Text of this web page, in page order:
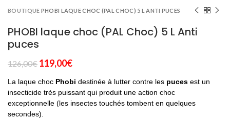
BOUTIQUE PHOBI LAQUE CHOC (PAL CHOC) 5 L ANTI PUCES
PHOBI laque choc (PAL Choc) 5 L Anti
puces
126,00€ Le
initial
était :
126,00€.
119,00€Le
actuel
est :
119,00€.
La laque choc Phobi destinée à lutter contre les puces est un
insecticide très puissant qui produit une action choc
exceptionnelle (les insectes touchés tombent en quelques
secondes).